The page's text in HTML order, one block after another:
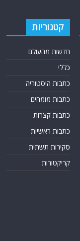
קטגוריות
חדשות מהעולם
כללי
כתבות היסטוריה
כתבות מומחים
כתבות קצרות
כתבות ראשיות
סקירות תשתית
קריקטורות